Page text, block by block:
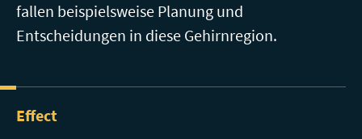
fallen beispielsweise Planung und
Entscheidungen in diese Gehirnregion.
Effect